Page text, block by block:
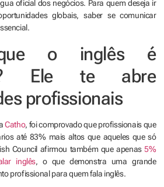
oficial dos negócios. Para quem deseja ir
globais, saber se comunicar
o inglês é
Ele te abre
profissionais
Catho, foi comprovado que profissionais que
até 83% mais altos que aqueles que só
Council afirmou também que apenas5%
inglês, o que demonstra uma grande
profissional para quem fala inglês.